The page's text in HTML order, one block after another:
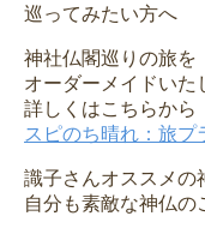
巡ってみたい方へ
神社仏閣巡りの旅を
オーダーメイドいた
詳しくはこちらから
スピのち晴れ：旅プ
識子さんオススメの
自分も素敵な神仏の